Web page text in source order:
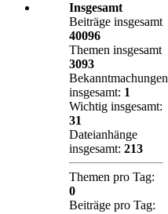
Insgesamt
Beiträge insgesamt
40096
Themen insgesamt
3093
Bekanntmachungen
insgesamt: 1
Wichtig insgesamt:
31
Dateianhänge
insgesamt: 213
Themen pro Tag:
0
Beiträge pro Tag: